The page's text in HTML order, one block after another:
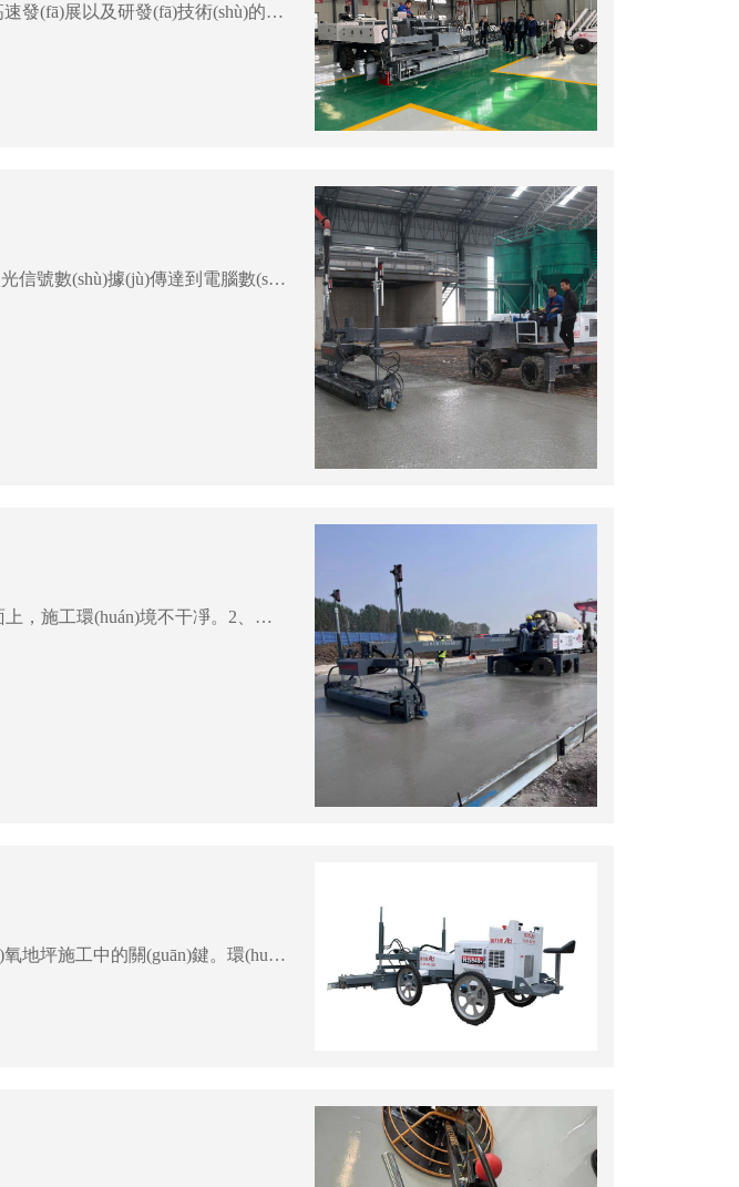
熱烈歡迎馬來西亞客戶來我公司進行實地參觀考察洽談業(yè)務，隨著公司的高速發(fā)展以及研發(fā)技術(shù)的不斷創(chuàng)新，奧力德工也在不斷擴大市場，并吸引了大量國內(nèi)外客戶前來參觀考察。2024年4月6日上午，馬來西亞客戶來我司工廠進行實地參觀考察，優(yōu)質(zhì)的產(chǎn)品和服務、...
一、工藝原理：激光整平儀發(fā)射激光信號→激光接收器接收到激光信號→激光信號數(shù)據(jù)傳達到電腦數(shù)據(jù)處理系統(tǒng)→電腦數(shù)據(jù)處理系統(tǒng)發(fā)送信號到激光整平機上的雙向液壓缸→雙向液壓缸執(zhí)行命令（刮板、布料螺旋及振搗器沿空間中的激光平面平行運動）&rarr...
1、施工前現(xiàn)場預處理不當，油污、水溶解物、銹跡等其他雜質(zhì)。地面上，施工環(huán)境不干凈。2、預處理和地坪漆施工的時間間隔過長，導致地面上繼續(xù)出現(xiàn)灰塵和雜質(zhì)。3、還有就是地面沒處理好就開始施工作業(yè)。有必要知道，如果在潮濕的地面上施工，有環(huán)氧地坪...
基面處理，影響著涂層與地面的牢靠程度、涂層的平整光亮度。它也是環(huán)氧地坪施工中的關(guān)鍵。環(huán)氧地坪對于基面處理的要求非常高，要保證環(huán)氧地坪的質(zhì)量，我們就必須處理好地面，這樣是既保證地坪實用兼美觀，增加實用壽命，使地面達到最佳的狀態(tài)。地坪施...